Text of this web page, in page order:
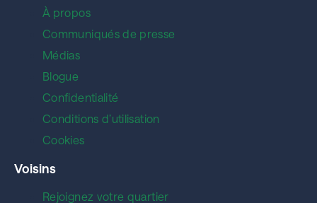
À propos
Communiqués de presse
Médias
Blogue
Confidentialité
Conditions d’utilisation
Cookies
Voisins
Rejoignez votre quartier